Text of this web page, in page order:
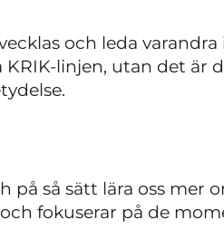
och leda
linjen, utan det är
så sätt lära oss mer
fokuserar på de